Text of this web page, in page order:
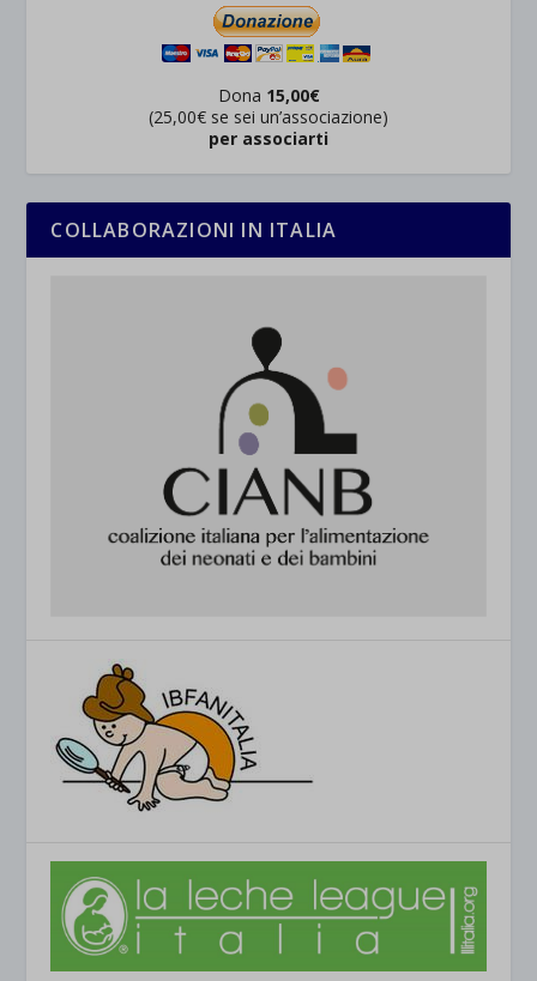
Dona 15,00€
(25,00€ se sei un’associazione)
per associarti
COLLABORAZIONI IN ITALIA